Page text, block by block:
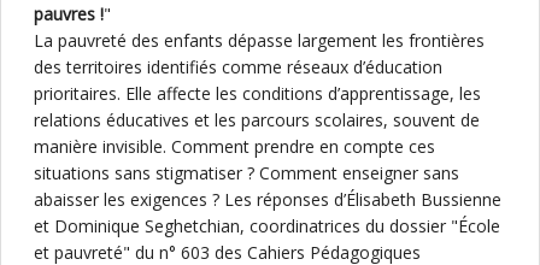
pauvres !"
La pauvreté des enfants dépasse largement les frontières
des territoires identifiés comme réseaux d’éducation
prioritaires. Elle affecte les conditions d’apprentissage, les
relations éducatives et les parcours scolaires, souvent de
manière invisible. Comment prendre en compte ces
situations sans stigmatiser ? Comment enseigner sans
abaisser les exigences ? Les réponses d’Élisabeth Bussienne
et Dominique Seghetchian, coordinatrices du dossier "École
et pauvreté" du n° 603 des Cahiers Pédagogiques